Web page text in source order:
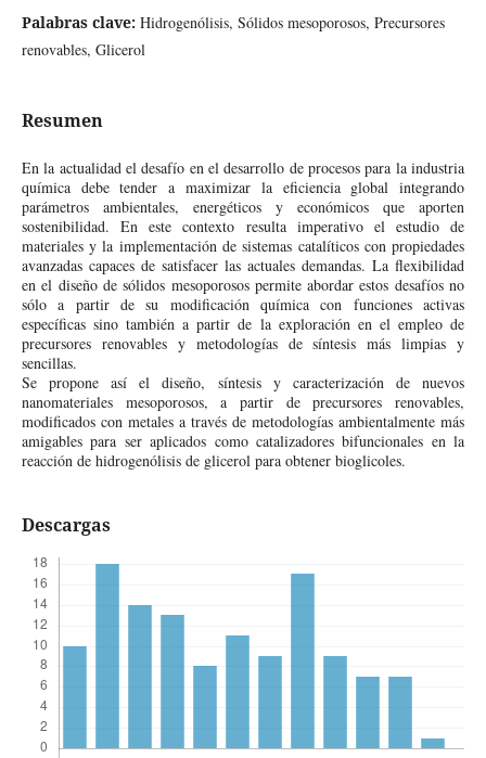
Palabras clave: Hidrogenólisis, Sólidos mesoporosos, Precursores
renovables, Glicerol
Resumen
En la actualidad el desafío en el desarrollo de procesos para la industria
química debe tender a maximizar la eficiencia global integrando
parámetros ambientales, energéticos y económicos que aporten
sostenibilidad. En este contexto resulta imperativo el estudio de
materiales y la implementación de sistemas catalíticos con propiedades
avanzadas capaces de satisfacer las actuales demandas. La flexibilidad
en el diseño de sólidos mesoporosos permite abordar estos desafíos no
sólo a partir de su modificación química con funciones activas
específicas sino también a partir de la exploración en el empleo de
precursores renovables y metodologías de síntesis más limpias y
sencillas.
Se propone así el diseño, síntesis y caracterización de nuevos
nanomateriales mesoporosos, a partir de precursores renovables,
modificados con metales a través de metodologías ambientalmente más
amigables para ser aplicados como catalizadores bifuncionales en la
reacción de hidrogenólisis de glicerol para obtener bioglicoles.
Descargas